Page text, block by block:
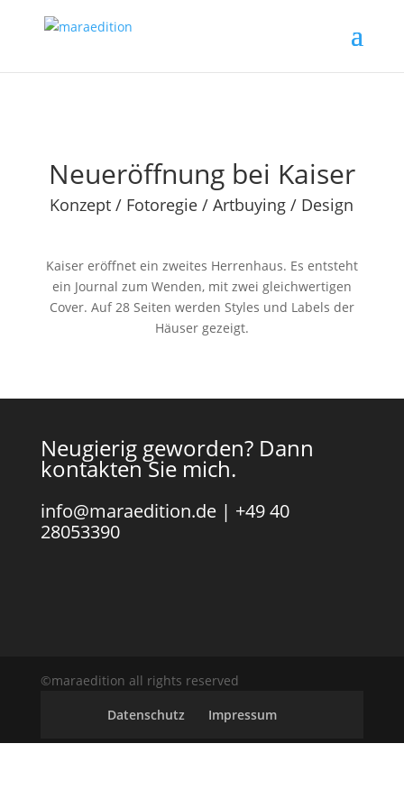
Neueröffnung bei Kaiser
Konzept / Fotoregie / Artbuying / Design
Kaiser eröffnet ein zweites Herrenhaus. Es entsteht
ein Journal zum Wenden, mit zwei gleichwertigen
Cover. Auf 28 Seiten werden Styles und Labels der
Häuser gezeigt.
Neugierig geworden? Dann
kontakten Sie mich.
info@maraedition.de| +49 40
28053390
©maraedition all rights reserved
Datenschutz
Impressum